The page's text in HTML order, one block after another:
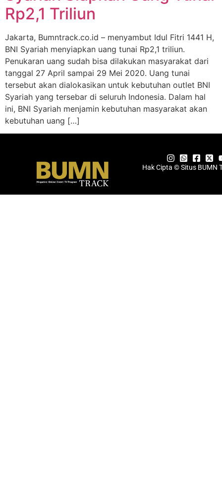
Rp2,1 Triliun
Jakarta, Bumntrack.co.id – menyambut Idul Fitri 1441 H,
BNI Syariah menyiapkan uang tunai Rp2,1 triliun.
Penukaran uang sudah bisa dilakukan masyarakat dari
tanggal 27 April sampai 29 Mei 2020. Uang tunai
tersebut akan dialokasikan untuk kebutuhan outlet BNI
Syariah yang tersebar di seluruh Indonesia. Dalam hal
ini, BNI Syariah menjamin kebutuhan masyarakat akan
kebutuhan uang […]
Hak Cipta © Situs BUMN